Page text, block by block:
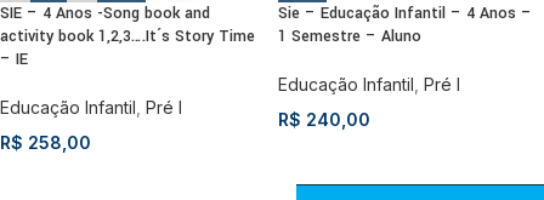
SIE – 4 Anos -Song book and
activity book 1,2,3….It´s Story Time
– IE
Educação Infantil Pré I
R$ 258,00
Sie – Educação Infantil – 4 Anos –
1 Semestre – Aluno
Educação Infantil Pré I
R$ 240,00